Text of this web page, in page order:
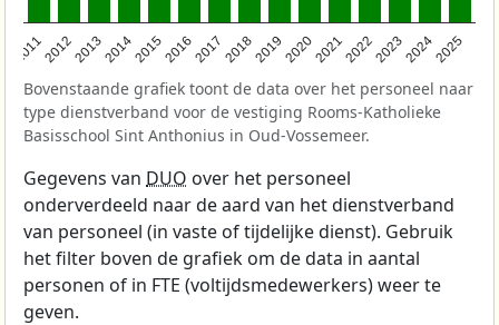
201120122013201420152016201720182019202020212022202320242025
Bovenstaande grafiek toont de data over het personeel naar
type dienstverband voor de vestiging Rooms-Katholieke
Basisschool Sint Anthonius in Oud-Vossemeer.
Gegevens van DUO over het personeel
onderverdeeld naar de aard van het dienstverband
van personeel (in vaste of tijdelijke dienst). Gebruik
het filter boven de grafiek om de data in aantal
personen of in FTE (voltijdsmedewerkers) weer te
geven.